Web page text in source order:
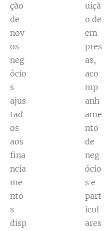
ção
de
nov
os
neg
ócio
s
ajus
tad
os
aos
fina
ncia
me
nto
s
disp
uiçã
o de
em
pres
as,
aco
mp
anh
ame
nto
de
neg
ócio
s e
part
icul
ares